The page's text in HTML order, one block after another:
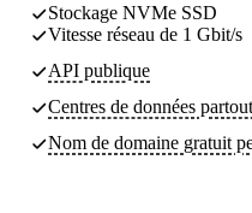
Stockage NVMe SSD
Vitesse réseau de 1 Gbit/s
API publique
Centres de données
Nom de domaine gratuit